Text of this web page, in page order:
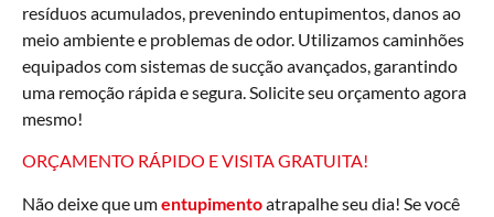
resíduos acumulados, prevenindo entupimentos, danos ao
meio ambiente e problemas de odor. Utilizamos caminhões
equipados com sistemas de sucção avançados, garantindo
uma remoção rápida e segura. Solicite seu orçamento agora
mesmo!
ORÇAMENTO RÁPIDO E VISITA GRATUITA!
Não deixe que umentupimentoatrapalhe seu dia! Se você